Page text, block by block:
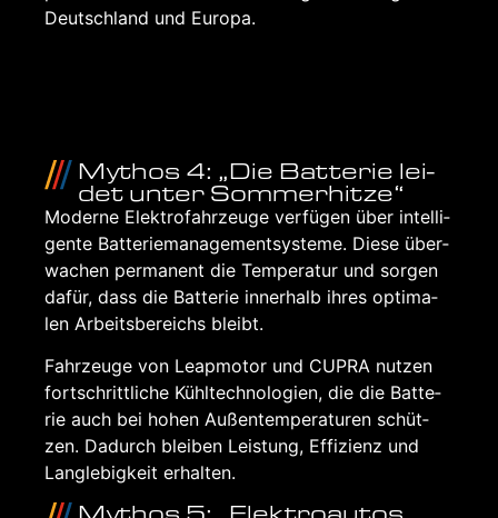
Deutsch­land und Euro­pa.
Mythos 4: „Die Bat­te­rie lei­
det unter Som­mer­hit­ze“
Moder­ne Elek­tro­fahr­zeu­ge ver­fü­gen über intel­li­
gen­te Bat­te­rie­ma­nage­ment­sys­te­me. Die­se über­
wa­chen per­ma­nent die Tem­pe­ra­tur und sor­gen
dafür, dass die Bat­te­rie inner­halb ihres opti­ma­
len Arbeits­be­reichs bleibt.
Fahr­zeu­ge von Leap­mo­tor und CUP­RA nut­zen
fort­schritt­li­che Kühl­tech­no­lo­gien, die die Bat­te­
rie auch bei hohen Außen­tem­pe­ra­tu­ren schüt­
zen. Dadurch blei­ben Leis­tung, Effi­zi­enz und
Lang­le­big­keit erhal­ten.